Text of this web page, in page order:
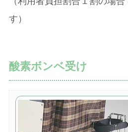
す）
酸素ボンベ受け